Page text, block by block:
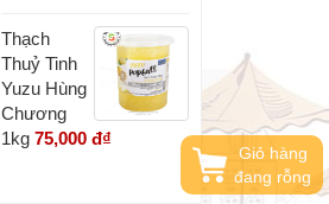
Thạch
Thuỷ Tinh
Yuzu Hùng
Chương
1kg 75,000 đ₫
Giỏ hàng
đang rỗng